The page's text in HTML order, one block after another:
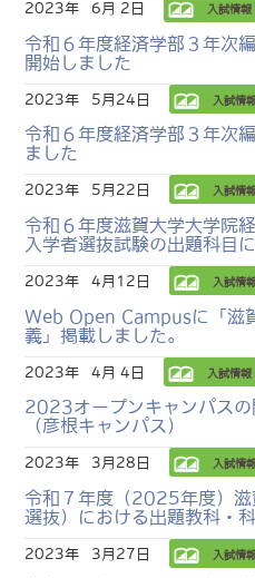
2023年 6月 2日 入試情報
令和６年度経済学部３年次
開始しました
2023年 5月24日 入試情
令和６年度経済学部３年次
ました
2023年 5月22日 入試情
令和６年度滋賀大学大学院
入学者選抜試験の出題科目
2023年 4月12日 入試情
Web Open Campusに「滋
義」掲載しました。
2023年 4月 4日 入試情報
2023オープンキャンパス
（彦根キャンパス）
2023年 3月28日 入試情
令和７年度（2025年度）滋
選抜）における出題教科・
2023年 3月27日 入試情